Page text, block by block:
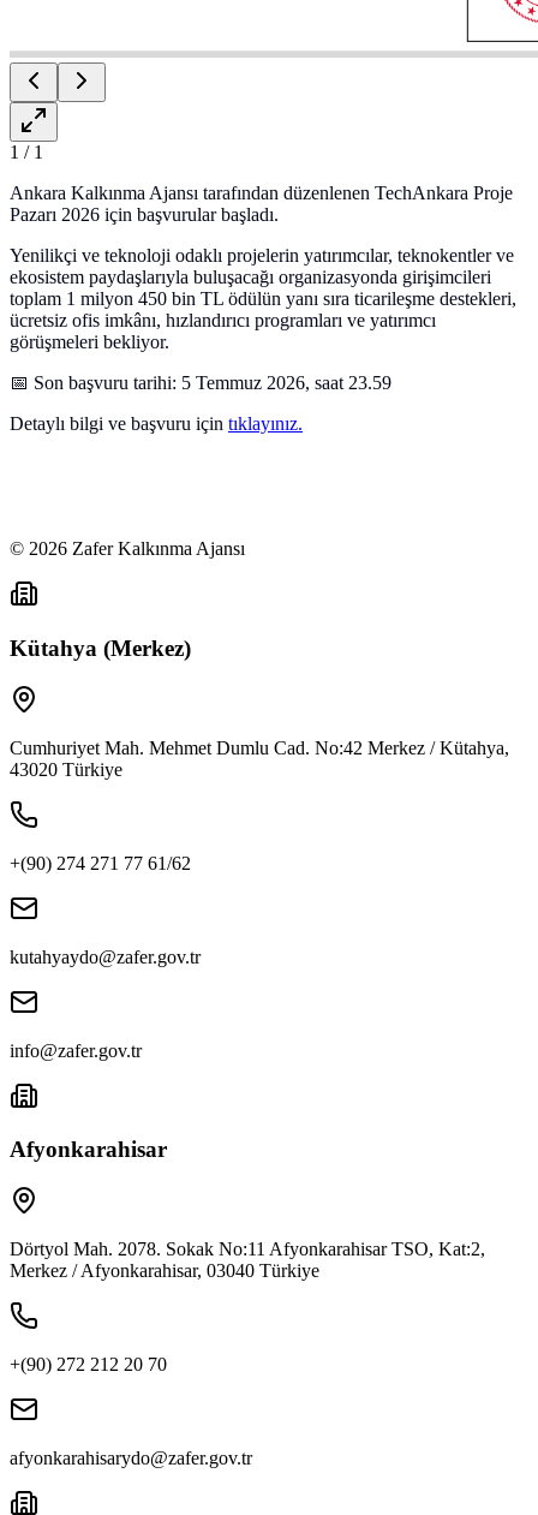
1 / 1
Ankara Kalkınma Ajansı tarafından düzenlenen TechAnkara Proje
Pazarı 2026 için başvurular başladı.
Yenilikçi ve teknoloji odaklı projelerin yatırımcılar, teknokentler ve
ekosistem paydaşlarıyla buluşacağı organizasyonda girişimcileri
toplam 1 milyon 450 bin TL ödülün yanı sıra ticarileşme destekleri,
ücretsiz ofis imkânı, hızlandırıcı programları ve yatırımcı
görüşmeleri bekliyor.
📅 Son başvuru tarihi: 5 Temmuz 2026, saat 23.59
Detaylı bilgi ve başvuru için tıklayınız.
© 2026 Zafer Kalkınma Ajansı
Kütahya (Merkez)
Cumhuriyet Mah. Mehmet Dumlu Cad. No:42 Merkez / Kütahya,
43020 Türkiye
+(90) 274 271 77 61/62
kutahyaydo@zafer.gov.tr
info@zafer.gov.tr
Afyonkarahisar
Dörtyol Mah. 2078. Sokak No:11 Afyonkarahisar TSO, Kat:2,
Merkez / Afyonkarahisar, 03040 Türkiye
+(90) 272 212 20 70
afyonkarahisarydo@zafer.gov.tr